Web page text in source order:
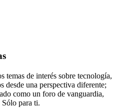
temas de interés sobre tecnología,
desde una perspectiva diferente;
como un foro de vanguardia,
para ti.